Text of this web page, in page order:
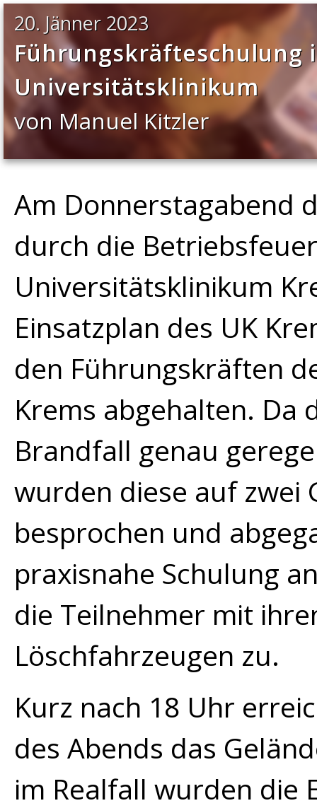
20. Jänner 2023
Führungskräfteschulung
Universitätsklinikum
von Manuel Kitzler
Am Donnerstagabend
durch die
Universitätsklinikum
Einsatzplan des UK
den Führungskräften
Krems abgehalten. Da
Brandfall genau
wurden diese auf zwei
besprochen und
praxisnahe Schulung
die Teilnehmer mit
Löschfahrzeugen zu.
Kurz nach 18 Uhr
des Abends das
im Realfall wurden die